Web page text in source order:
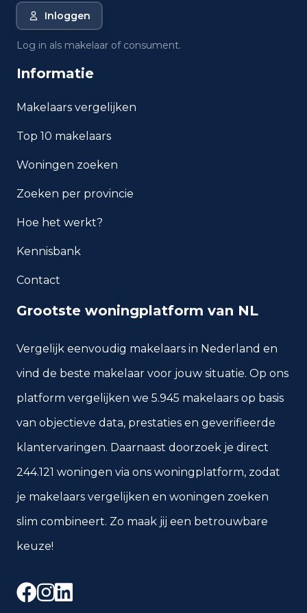
Wat is de gemiddelde WOZ-
Wat is het gemiddelde
Amsterdam?
Hoe veilig is wonen in
Welke woningtypen komen
het meest voor in Amsterdam?
Inloggen
Log in als makelaar of consument.
Informatie
Makelaars vergelijken
Top 10 makelaars
Woningen zoeken
Zoeken per provincie
Hoe het werkt?
Kennisbank
Contact
Grootste woningplatform van NL
Vergelijk eenvoudig makelaars in Nederland en
vind de beste makelaar voor jouw situatie. Op ons
platform vergelijken we 5.945 makelaars op basis
van objectieve data, prestaties en geverifieerde
klantervaringen. Daarnaast doorzoek je direct
244.121 woningen via ons woningplatform, zodat
je makelaars vergelijken en woningen zoeken
slim combineert. Zo maak jij een betrouwbare
keuze!
Facebook
Instagram
LinkedIn